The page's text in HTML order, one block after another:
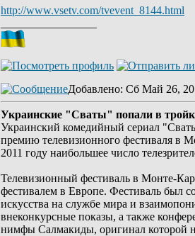
http://www.vsetv.com/tvevent_8144.html
Добавлено: Сб Май 26,
Украинские "Сваты" попали в
Украинский комедийный сериал
премию телевизионного фестиваля в
2011 году наибольшее число
Телевизионный фестиваль в Монте-
фестивалем в Европе. Фестиваль был
искусства на службе мира и
внеконкурсные показы, а также
нимфы Салмакиды, оригинал которой